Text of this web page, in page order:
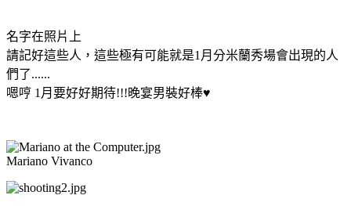
名字在照片上
請記好這些人，這些極有可能就是1月分米蘭秀場會出現的人
們了......
嗯哼 1月要好好期待!!!晚宴男裝好棒♥
Mariano Vivanco